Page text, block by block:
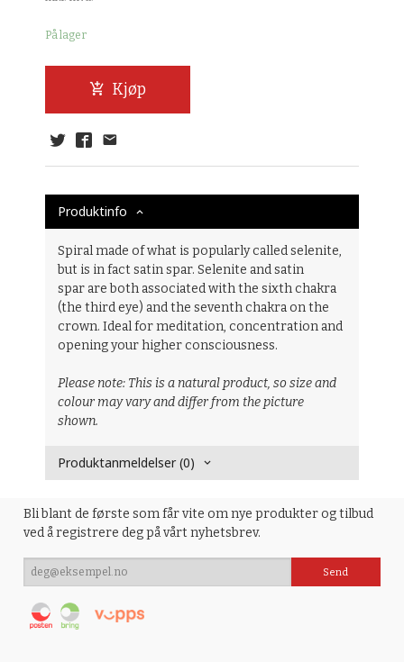
På lager
Kjøp
Produktinfo
Spiral made of what is popularly called selenite,
but is in fact satin spar. Selenite and satin
spar are both associated with the sixth chakra
(the third eye) and the seventh chakra on the
crown. Ideal for meditation, concentration and
opening your higher consciousness.
Please note: This is a natural product, so size and
colour may vary and differ from the picture
shown.
Produktanmeldelser (0)
Bli blant de første som får vite om nye produkter og tilbud
ved å registrere deg på vårt nyhetsbrev.